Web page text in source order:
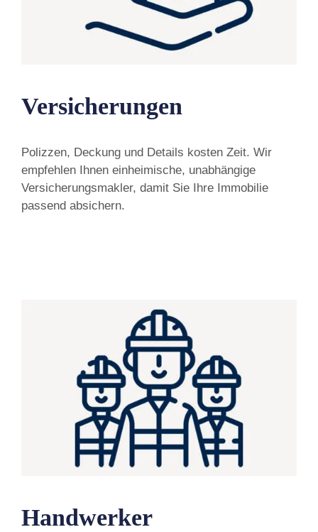
Versicherungen
Polizzen, Deckung und Details kosten Zeit. Wir
empfehlen Ihnen einheimische, unabhängige
Versicherungsmakler, damit Sie Ihre Immobilie
passend absichern.
Handwerker